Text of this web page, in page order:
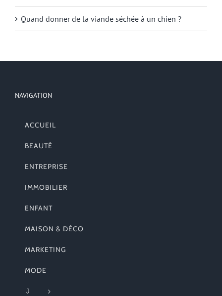
Quand donner de la viande séchée à un chien ?
NAVIGATION
ACCUEIL
BEAUTÉ
ENTREPRISE
IMMOBILIER
ENFANT
MAISON & DÉCO
MARKETING
MODE
⇩